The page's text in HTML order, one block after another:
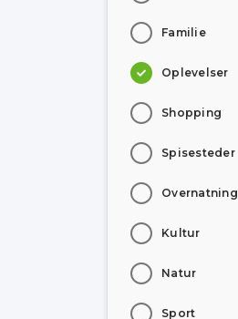
Familie
Oplevelser
Shopping
Spisesteder
Overnatning
Kultur
Natur
Sport